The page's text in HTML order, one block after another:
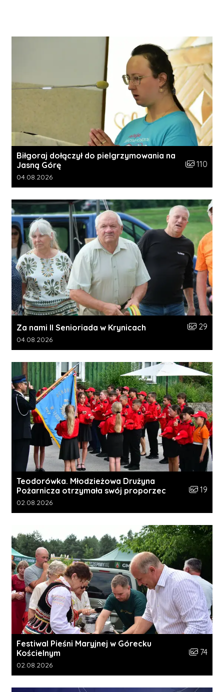
Biłgoraj dołączył do pielgrzymowania na
Jasną Górę
Liczba
110
Data dodania galerii:
04.08.2026
Za nami II Senioriada w Krynicach Liczba
29
Data dodania galerii:
04.08.2026
Teodorówka. Młodzieżowa Drużyna
Pożarnicza otrzymała swój proporzec
Liczba
19
Data dodania galerii:
02.08.2026
Festiwal Pieśni Maryjnej w Górecku
Kościelnym
Liczba
74
Data dodania galerii:
02.08.2026